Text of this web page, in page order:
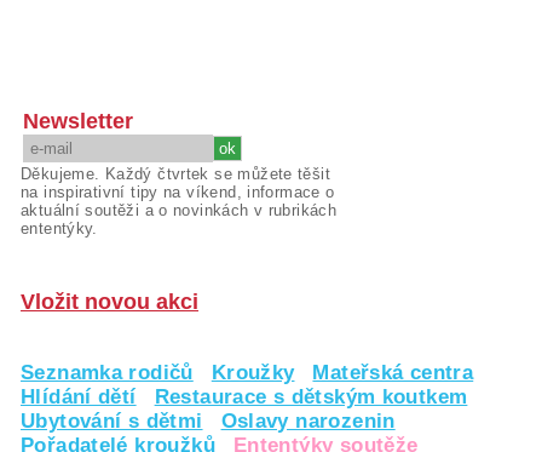
Newsletter
Děkujeme. Každý čtvrtek se můžete těšit
na inspirativní tipy na víkend, informace o
aktuální soutěži a o novinkách v rubrikách
ententýky.
Vložit novou akci
Seznamka rodičů Kroužky
Mateřská centra
Hlídání dětí
Restaurace s dětským koutkem
Ubytování s dětmi
Oslavy narozenin
Pořadatelé kroužků
Ententýky soutěže